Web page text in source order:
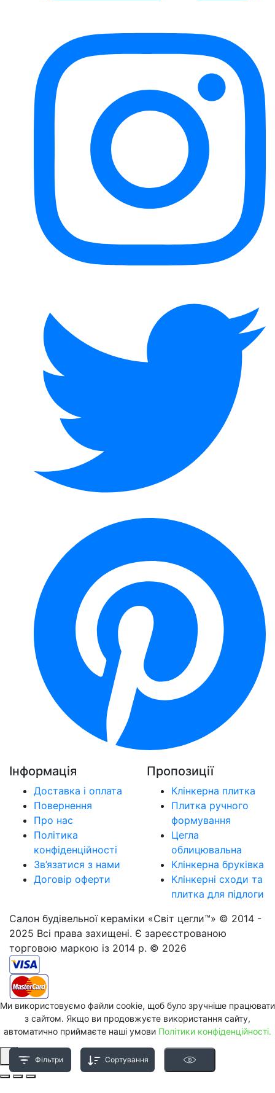
Фільтри Сортування
Інформація
Доставка і оплата
Повернення
Про нас
Політика
конфіденційності
Зв’язатися з нами
Договір оферти
Пропозиції
Клінкерна плитка
Плитка ручного
формування
Цегла
облицювальна
Клінкерна бруківка
Клінкерні сходи та
плитка для підлоги
Салон будівельної кераміки «Світ цегли™» © 2014 -
2025 Всі права захищені. Є зареєстрованою
торговою маркою із 2014 р. © 2026
Ми використовуємо файли cookie, щоб було зручніше працювати
з сайтом. Якщо ви продовжуєте використання сайту,
автоматично приймаєте наші умови Політики конфіденційності.